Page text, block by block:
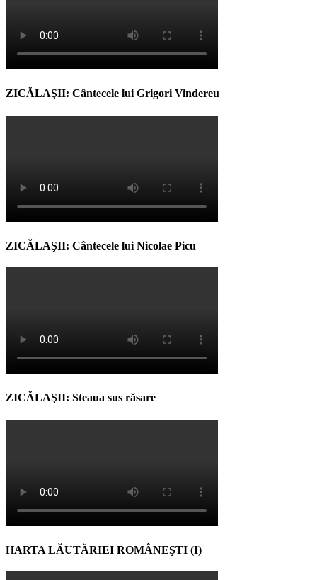
ZICĂLAŞII: Cântecele lui Grigori Vindereu
ZICĂLAŞII: Cântecele lui Nicolae Picu
ZICĂLAŞII: Steaua sus răsare
HARTA LĂUTĂRIEI ROMÂNEŞTI (I)